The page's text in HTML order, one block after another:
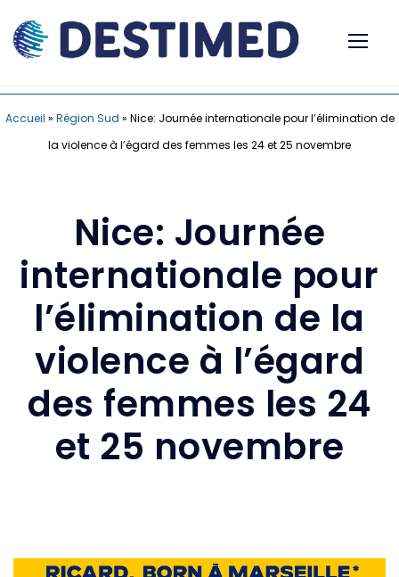
Accueil » Région Sud » Nice: Journée internationale pour l’élimination de
la violence à l’égard des femmes les 24 et 25 novembre
Nice: Journée
internationale pour
l’élimination de la
violence à l’égard
des femmes les 24
et 25 novembre